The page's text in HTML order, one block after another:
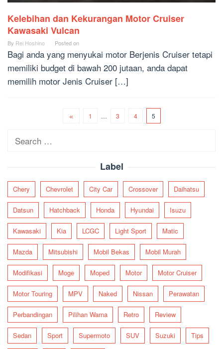
Kelebihan dan Kekurangan Motor Cruiser
Kawasaki Vulcan
By Rei Hoshino Posted on
Bagi anda yang menyukai motor Berjenis Cruiser tetapi
memiliki budget di bawah 200 jutaan, anda dapat
memilih motor Jenis Cruiser […]
1 … 3 4 5
Search
Label
Chery Chevrolet City Car Crossover Daihatsu
Datsun Hatchback Honda Hyundai Isuzu
Kawasaki Kia LCGC Light Sport Matic
Mazda Mitsubishi Mobil Bekas Mobil Murah
Modifikasi Moge Moped Motor Motor Cruiser
Motor Touring MPV Naked Nissan Perawatan
Perbandingan Pilihan Warna Retro Review
Sedan Sport Supermoto SUV Suzuki Tips